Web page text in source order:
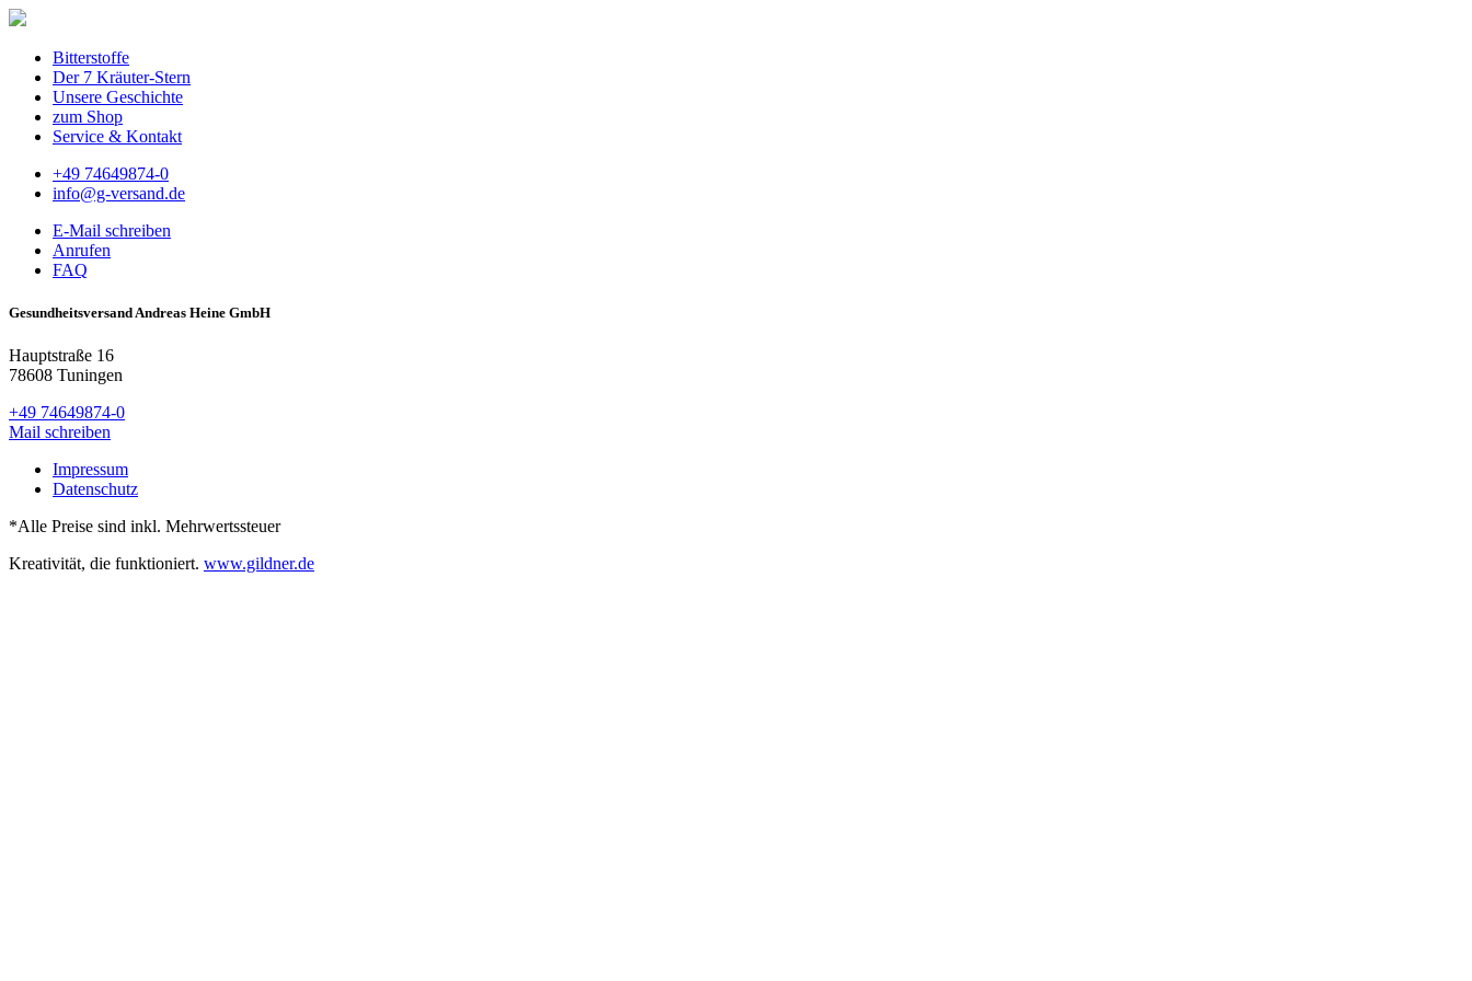
Bitterstoffe
Der 7 Kräuter-Stern
Unsere Geschichte
zum Shop
Service & Kontakt
+49 74649874-0
info@g-versand.de
E-Mail schreiben
Anrufen
FAQ
Gesundheitsversand Andreas Heine GmbH
Hauptstraße 16
78608 Tuningen
+49 74649874-0
Mail schreiben
Impressum
Datenschutz
*Alle Preise sind inkl. Mehrwertssteuer
Kreativität, die funktioniert. www.gildner.de